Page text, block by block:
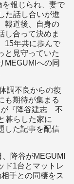
報じられ、妻で
た話し合いが進
報道後、自身の
し合って決めま
15年共に歩んで
と見守っていた
MEGUMIへの同
調不良からの復
も期待が集まる
が『降谷建志 不
暮らした家に
した記事を配信
降谷がMEGUMI
ド1台とマットレ
手との同棲をス